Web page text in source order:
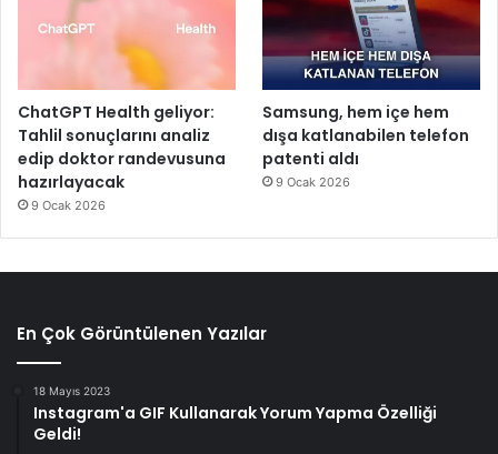
ChatGPT Health geliyor:
Tahlil sonuçlarını analiz
edip doktor randevusuna
hazırlayacak
9 Ocak 2026
Samsung, hem içe hem
dışa katlanabilen telefon
patenti aldı
9 Ocak 2026
En Çok Görüntülenen Yazılar
18 Mayıs 2023
Instagram'a GIF Kullanarak Yorum Yapma Özelliği
Geldi!